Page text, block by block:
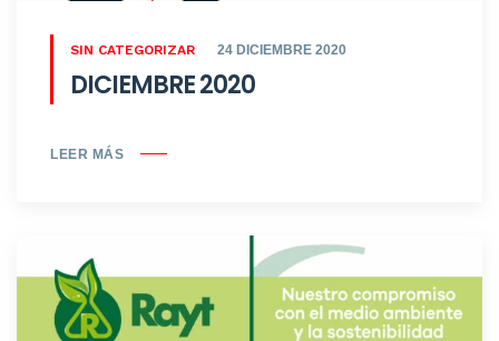
SIN CATEGORIZAR 24 DICIEMBRE 2020
DICIEMBRE 2020
LEER MÁS